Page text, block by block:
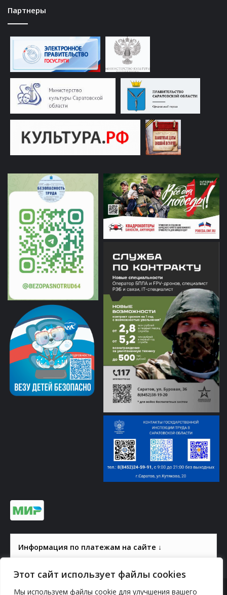
Этот сайт использует файлы cookies
Мы используем файлы cookie для улучшения вашего
Партнеры
Информация по платежам на сайте ↓